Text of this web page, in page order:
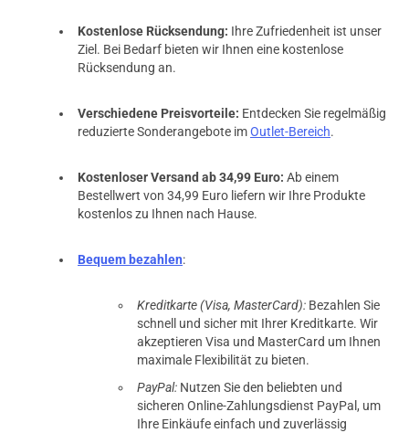
Kostenlose Rücksendung: Ihre Zufriedenheit ist unser
Ziel. Bei Bedarf bieten wir Ihnen eine kostenlose
Rücksendung an.
Verschiedene Preisvorteile: Entdecken Sie regelmäßig
reduzierte Sonderangebote imOutlet-Bereich.
Kostenloser Versand ab 34,99 Euro: Ab einem
Bestellwert von 34,99 Euro liefern wir Ihre Produkte
kostenlos zu Ihnen nach Hause.
Bequem bezahlen:
Kreditkarte (Visa, MasterCard): Bezahlen Sie
schnell und sicher mit Ihrer Kreditkarte. Wir
akzeptieren Visa und MasterCard um Ihnen
maximale Flexibilität zu bieten.
PayPal: Nutzen Sie den beliebten und
sicheren Online-Zahlungsdienst PayPal, um
Ihre Einkäufe einfach und zuverlässig